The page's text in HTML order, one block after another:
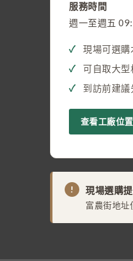
服務時間
週一至週五
現場可選購
可自取大型
到訪前建
查看工廠位置
! 現場選購
富農街地址